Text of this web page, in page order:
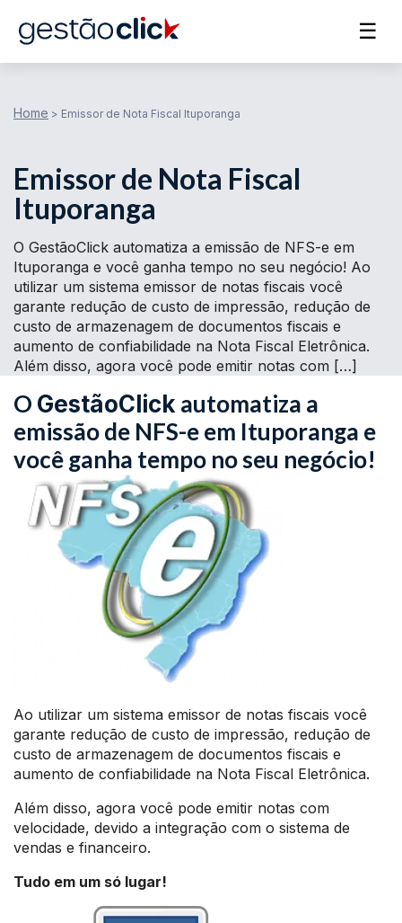
☰
Home > Emissor de Nota Fiscal Ituporanga
Emissor de Nota Fiscal
Ituporanga
O GestãoClick automatiza a emissão de NFS-e em
Ituporanga e você ganha tempo no seu negócio! Ao
utilizar um sistema emissor de notas fiscais você
garante redução de custo de impressão, redução de
custo de armazenagem de documentos fiscais e
aumento de confiabilidade na Nota Fiscal Eletrônica.
Além disso, agora você pode emitir notas com […]
O GestãoClick automatiza a
emissão de NFS-e em Ituporanga e
você ganha tempo no seu negócio!
Ao utilizar um sistema emissor de notas fiscais você
garante redução de custo de impressão, redução de
custo de armazenagem de documentos fiscais e
aumento de confiabilidade na Nota Fiscal Eletrônica.
Além disso, agora você pode emitir notas com
velocidade, devido a integração com o sistema de
vendas e financeiro.
Tudo em um só lugar!